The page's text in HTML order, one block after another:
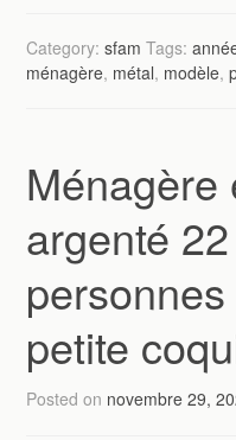
Category:sfam Tags:
ménagère, métal, modèle,
Ménagère
argenté
petite
Posted on novembre 29,